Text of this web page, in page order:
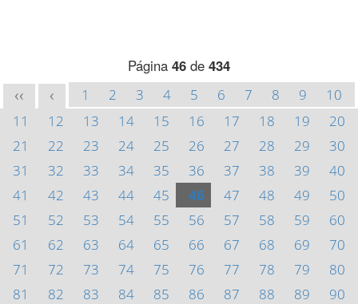
Página 46 de 434
<< < 1 2 3 4 5 6 7 8 9
10
11
12 13 14 15 16 17 18 19
20
21
22 23 24 25 26 27 28 29
30
31
32 33 34 35 36 37 38 39
40
41
42 43 44 45 46 47 48 49
50
51
52 53 54 55 56 57 58 59
60
61
62 63 64 65 66 67 68 69
70
71
72 73 74 75 76 77 78 79
80
81
82 83 84 85 86 87 88 89
90